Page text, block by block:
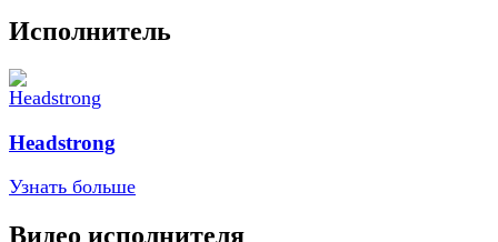
Исполнитель
Headstrong
Узнать больше
Видео исполнителя